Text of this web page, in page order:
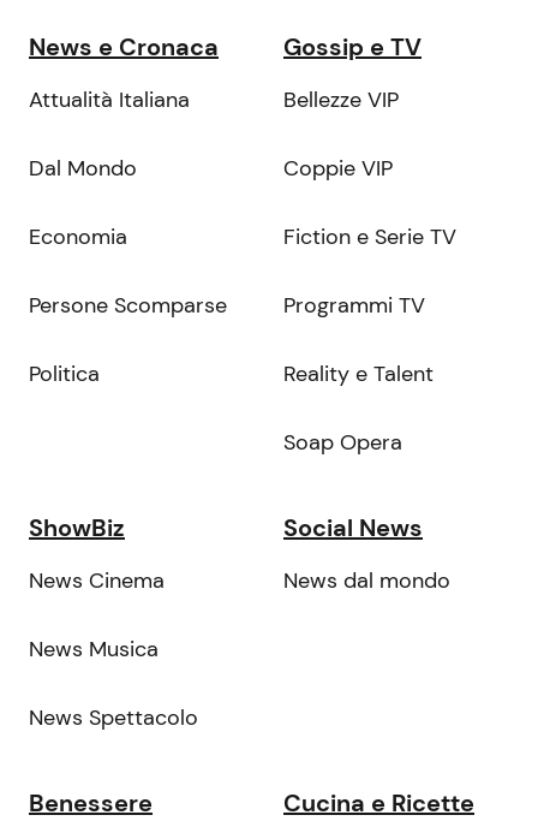
News e Cronaca
Attualità Italiana
Dal Mondo
Economia
Persone Scomparse
Politica
Gossip e TV
Bellezze VIP
Coppie VIP
Fiction e Serie TV
Programmi TV
Reality e Talent
Soap Opera
ShowBiz
News Cinema
News Musica
News Spettacolo
Social News
News dal mondo
Benessere Cucina e Ricette